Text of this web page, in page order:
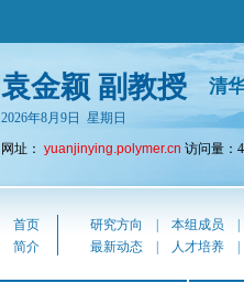
袁金颖 副教授 清
2026年8月9日 星期日
网址： yuanjinying.polymer.cn 访问量：
首页 研究方向 本组成员
简介
最新动态 人才培养